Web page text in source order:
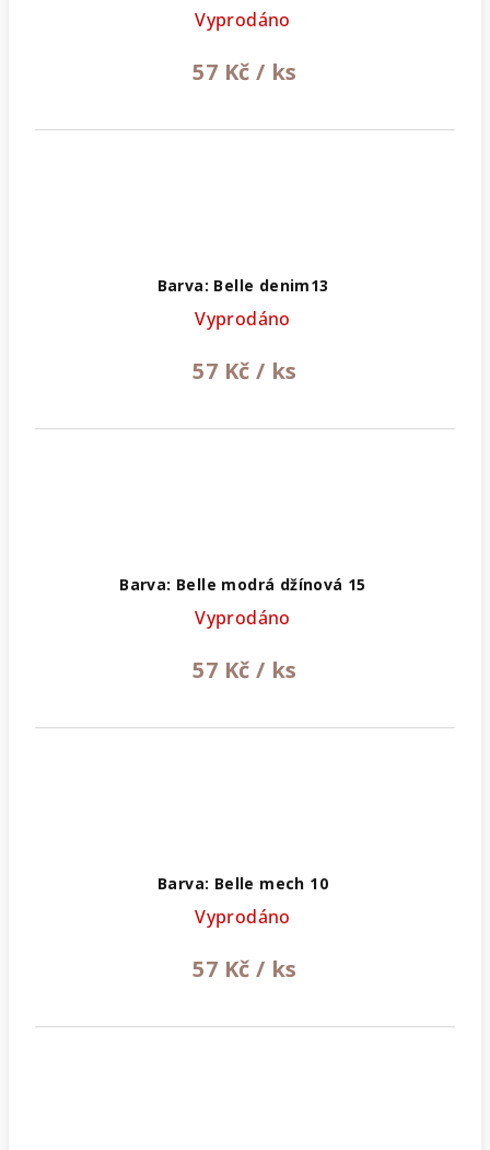
Vyprodáno
57 Kč / ks
Barva: Belle denim13
Vyprodáno
57 Kč / ks
Barva: Belle modrá džínová 15
Vyprodáno
57 Kč / ks
Barva: Belle mech 10
Vyprodáno
57 Kč / ks